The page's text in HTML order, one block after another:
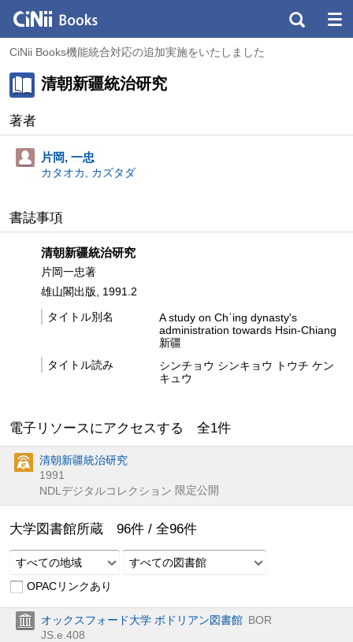
CiNii Books機能統合対応の追加実施をいたしました
清朝新疆統治研究
著者
片岡, 一忠
カタオカ, カズタダ
書誌事項
清朝新疆統治研究
片岡一忠著
雄山閣出版, 1991.2
タイトル別名
A study on Chʿing dynasty's
administration towards Hsin-Chiang
新疆
タイトル読み
シンチョウ シンキョウ トウチ ケン
キュウ
電子リソースにアクセスする 全1件
清朝新疆統治研究
1991
NDLデジタルコレクション 限定公開
大学図書館所蔵 96件 / 全96件
すべての地域
すべての図書館
OPACリンクあり
オックスフォード大学 ボドリアン図書館 BOR
JS.e.408